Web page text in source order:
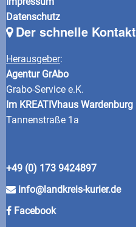
Datenschutz
Der schnelle Kontakt
Herausgeber:
Agentur GrAbo
Grabo-Service e.K.
Im KREATIVhaus Wardenburg
Tannenstraße 1a
+49 (0) 173 9424897
info@landkreis-kurier.de
Facebook